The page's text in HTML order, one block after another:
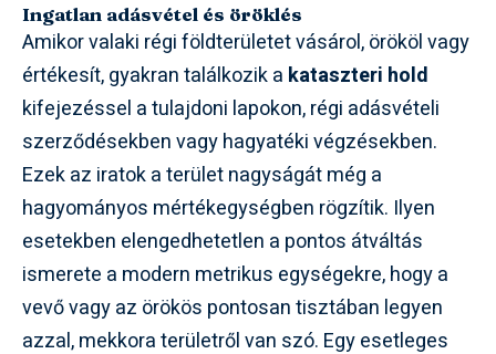
Ingatlan adásvétel és öröklés
Amikor valaki régi földterületet vásárol, örököl vagy
értékesít, gyakran találkozik a kataszteri hold
kifejezéssel a tulajdoni lapokon, régi adásvételi
szerződésekben vagy hagyatéki végzésekben.
Ezek az iratok a terület nagyságát még a
hagyományos mértékegységben rögzítik. Ilyen
esetekben elengedhetetlen a pontos átváltás
ismerete a modern metrikus egységekre, hogy a
vevő vagy az örökös pontosan tisztában legyen
azzal, mekkora területről van szó. Egy esetleges